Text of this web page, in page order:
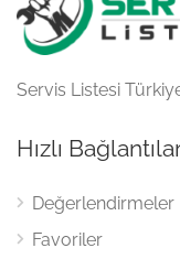
Servis Listesi
Hızlı
Değerlendirmeler
Favoriler